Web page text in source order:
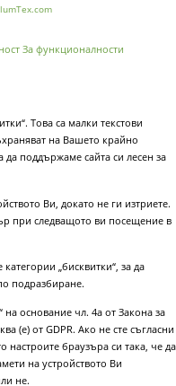
За функционалности
Това са малки текстови
на Вашето крайно
да поддържаме сайта си лесен за
Ви, докато не ги изтриете.
при следващото ви посещение в
„бисквитки“, за да
подразбиране.
на основание чл. 4а от Закона за
(е) от GDPR. Ако не сте съгласни
настроите браузъра си така, че да
на устройството Ви
не.